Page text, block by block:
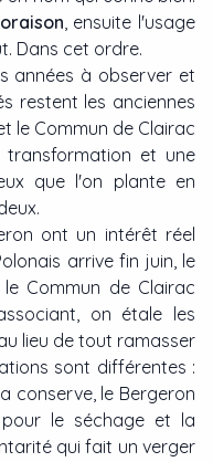
, ensuite l'usage
Dans cet ordre.
années à observer et
restent les anciennes
le Commun de Clairac
et une
que l'on plante en
ont un intérêt réel
arrive fin juin, le
Commun de Clairac
on étale les
lieu de tout ramasser
sont différentes :
conserve, le Bergeron
le séchage et la
qui fait un verger